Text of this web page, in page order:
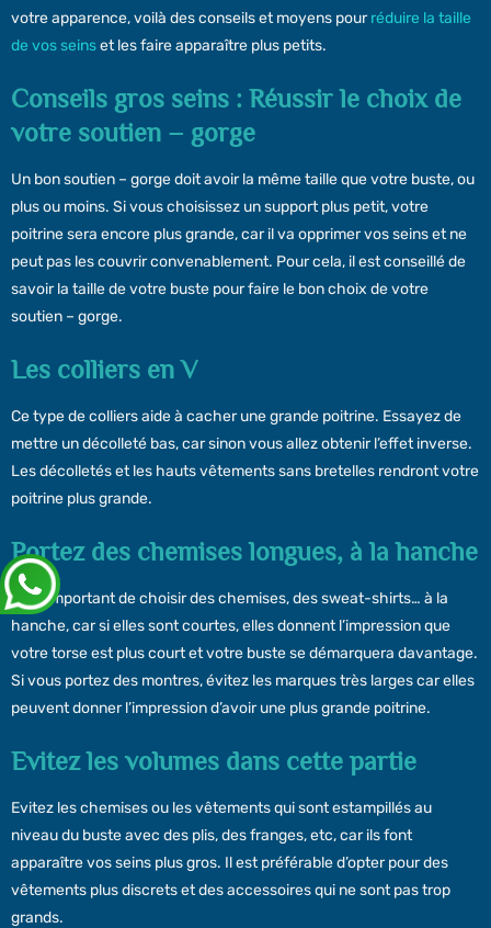
votre apparence, voilà des conseils et moyens pourréduire la taille
de vos seinset les faire apparaître plus petits.
Conseils gros seins : Réussir le choix de
votre soutien – gorge
Un bon soutien – gorge doit avoir la même taille que votre buste, ou
plus ou moins. Si vous choisissez un support plus petit, votre
poitrine sera encore plus grande, car il va opprimer vos seins et ne
peut pas les couvrir convenablement. Pour cela, il est conseillé de
savoir la taille de votre buste pour faire le bon choix de votre
soutien – gorge.
Les colliers en V
Ce type de colliers aide à cacher une grande poitrine. Essayez de
mettre un décolleté bas, car sinon vous allez obtenir l’effet inverse.
Les décolletés et les hauts vêtements sans bretelles rendront votre
poitrine plus grande.
Portez des chemises longues, à la hanche
Il est important de choisir des chemises, des sweat-shirts… à la
hanche, car si elles sont courtes, elles donnent l’impression que
votre torse est plus court et votre buste se démarquera davantage.
Si vous portez des montres, évitez les marques très larges car elles
peuvent donner l’impression d’avoir une plus grande poitrine.
Evitez les volumes dans cette partie
Evitez les chemises ou les vêtements qui sont estampillés au
niveau du buste avec des plis, des franges, etc, car ils font
apparaître vos seins plus gros. Il est préférable d’opter pour des
vêtements plus discrets et des accessoires qui ne sont pas trop
grands.